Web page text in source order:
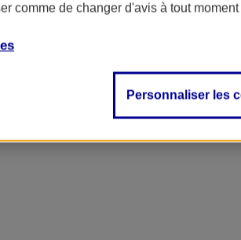
comme de changer d'avis à tout
Personnaliser les